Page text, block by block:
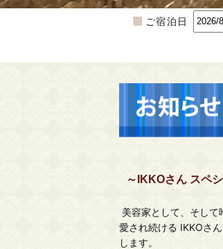
ご宿泊日
～IKKOさん スペ
美容家として、そして
愛され続ける IKKOさ
します。